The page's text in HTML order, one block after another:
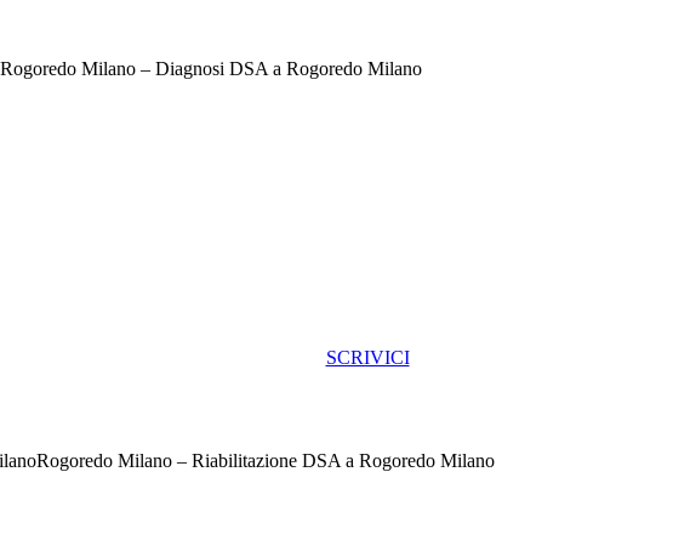
Rogoredo Milano – Diagnosi DSA a Rogoredo Milano
SCRIVICI
Rogoredo Milano – Riabilitazione DSA a Rogoredo Milano